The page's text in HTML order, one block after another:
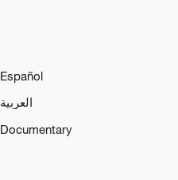
Español
العربية
Documentary